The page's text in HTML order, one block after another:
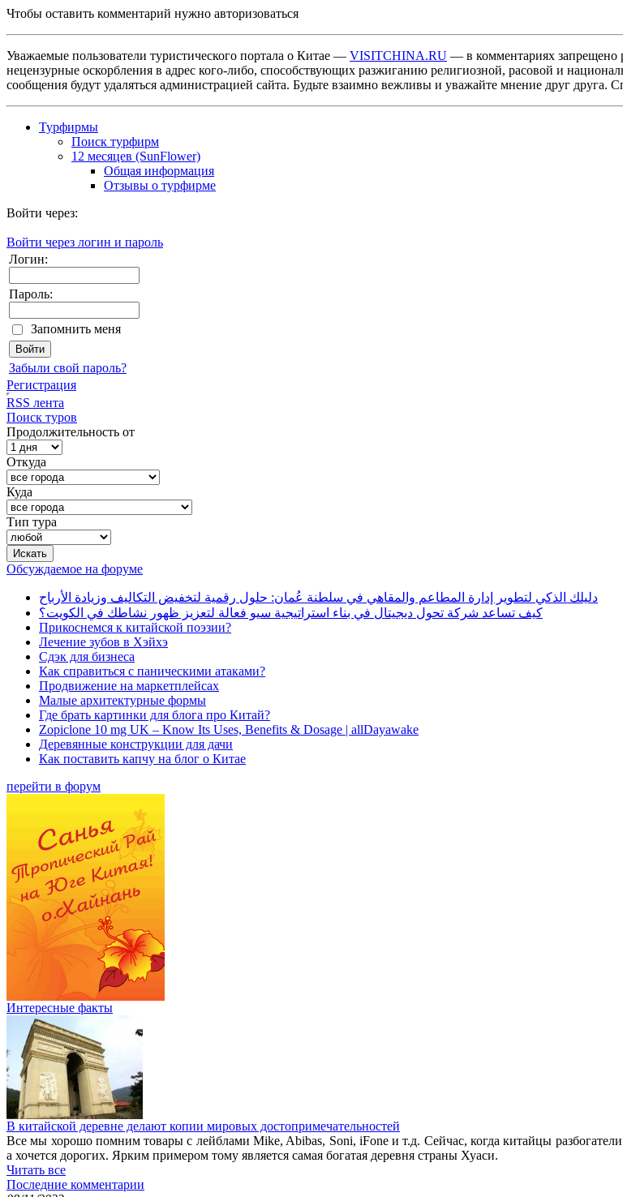
Чтобы оставить комментарий нужно авторизоваться
Уважаемые пользователи туристического портала о Китае — VISITCHINA.RU — в комментариях запрещено
нецензурные оскорбления в адрес кого-либо, способствующих разжиганию религиозной, расовой и
сообщения будут удаляться администрацией сайта. Будьте взаимно вежливы и уважайте мнение друг друга.
Турфирмы
Поиск турфирм
12 месяцев (SunFlower)
Общая информация
Отзывы о турфирме
Войти через:
Войти через логин и пароль
Логин:
Пароль:
Запомнить меня
Забыли свой пароль?
Регистрация
RSS лента
Поиск туров
Продолжительность от
Откуда
Куда
Тип тура
Обсуждаемое на форуме
دليلك الذكي لتطوير إدارة المطاعم والمقاهي في سلطنة عُمان: حلول رقمية لتخفيض التكاليف وزيادة الأرباح
كيف تساعد شركة تحول ديجيتال في بناء استراتيجية سيو فعالة لتعزيز ظهور نشاطك في الكويت؟
Прикоснемся к китайской поэзии?
Лечение зубов в Хэйхэ
Сдэк для бизнеса
Как справиться с паническими атаками?
Продвижение на маркетплейсах
Малые архитектурные формы
Где брать картинки для блога про Китай?
Zopiclone 10 mg UK – Know Its Uses, Benefits & Dosage | allDayawake
Деревянные конструкции для дачи
Как поставить капчу на блог о Китае
перейти в форум
Интересные факты
В китайской деревне делают копии мировых достопримечательностей
Все мы хорошо помним товары с лейблами Mike, Abibas, Soni, iFone и т.д. Сейчас, когда китайцы
а хочется дорогих. Ярким примером тому является самая богатая деревня страны Хуаси.
Читать все
Последние комментарии